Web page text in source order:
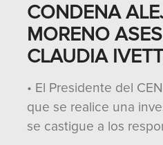
CONDENA
MORENO
CLAUDIA
• El Presidente del
que se realice una
se castigue a los